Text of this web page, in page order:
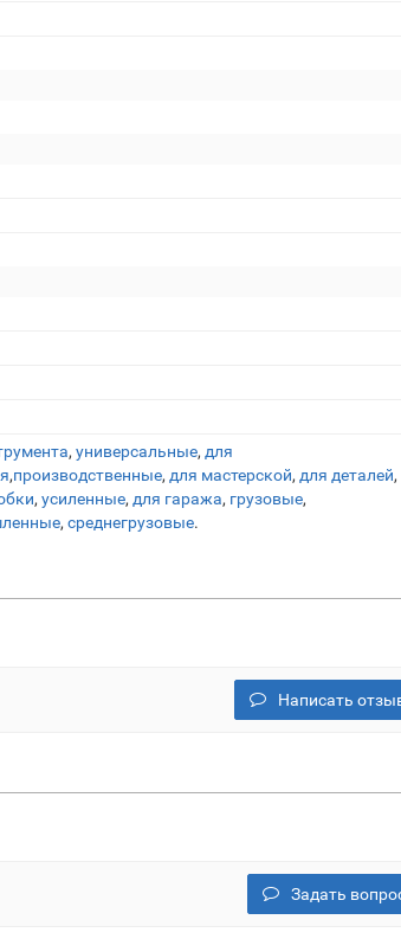
, универсальные, для
,производственные, для мастерской, для деталей,
, усиленные, для гаража, грузовые,
, среднегрузовые.
Написать
Задать